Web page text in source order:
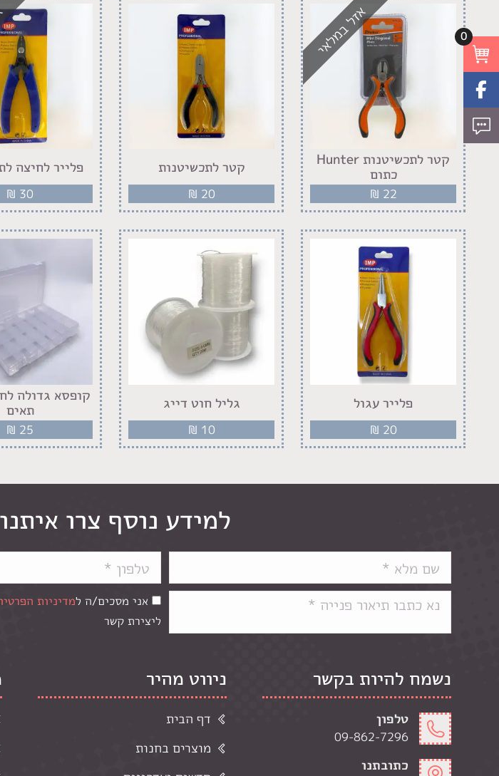
אזל במלאי
קטר לתכשיטנות Hunter
כתום
₪ 22
קטר לתכשיטנות
₪ 20
פלייר לחיצה
₪ 30
פלייר עגול
₪ 20
גליל חוט דייג
₪ 10
תאים
₪ 25
למידע נוסף צרו
אני מסכים/ה למדיניות
ליצירת קשר
נשמח להיות בקשר
טלפון
09-862-7296
כתובתנו
ניווט מהיר
דף הבית
מוצרים בחנות
0